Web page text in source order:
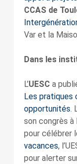
CCAS de
Var et la
Dans les
L’UESC a
Les pratiques
opportunités.
son congrès à
pour célébrer
vacances,
pour alerter